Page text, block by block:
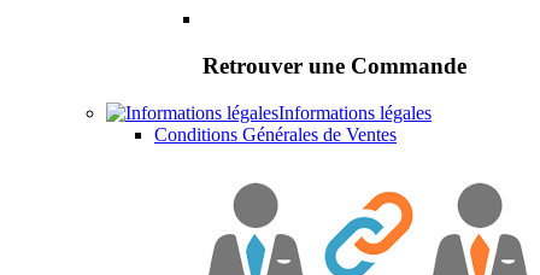
Retrouver une Commande
Informations légales
Conditions Générales de Ventes